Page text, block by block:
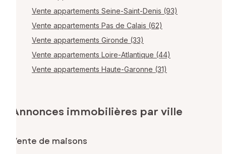
Vente appartements Seine-Saint-Denis (93)
Vente appartements Pas de Calais (62)
Vente appartements Gironde (33)
Vente appartements Loire-Atlantique (44)
Vente appartements Haute-Garonne (31)
Annonces immobilières par ville
Vente de maisons